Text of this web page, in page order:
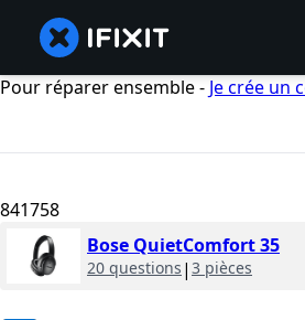
Pour réparer ensemble - Je crée un
841758
Bose QuietComfort 35
20 questions | 3 pièces